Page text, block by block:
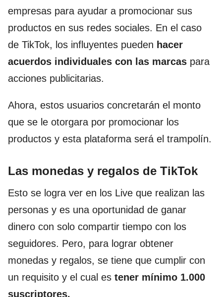
empresas para ayudar a promocionar sus
productos en sus redes sociales. En el caso
de TikTok, los influyentes pueden hacer
acuerdos individuales con las marcas para
acciones publicitarias.
Ahora, estos usuarios concretarán el monto
que se le otorgara por promocionar los
productos y esta plataforma será el trampolín.
Las monedas y regalos de TikTok
Esto se logra ver en los Live que realizan las
personas y es una oportunidad de ganar
dinero con solo compartir tiempo con los
seguidores. Pero, para lograr obtener
monedas y regalos, se tiene que cumplir con
un requisito y el cual es tener mínimo 1.000
suscriptores.